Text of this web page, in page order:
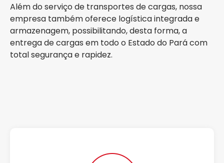
Além do serviço de transportes de cargas, nossa
empresa também oferece logística integrada e
armazenagem, possibilitando, desta forma, a
entrega de cargas em todo o Estado do Pará com
total segurança e rapidez.